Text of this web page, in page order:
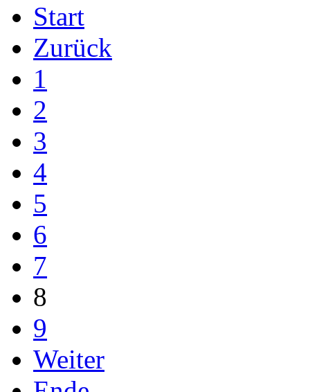
Start
Zurück
1
2
3
4
5
6
7
8
9
Weiter